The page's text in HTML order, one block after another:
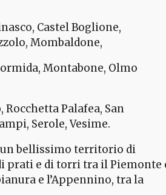
Castel Boglione,
Mombaldone,
Montabone, Olmo
Rocchetta Palafea, San
Serole, Vesime.
un bellissimo territorio di
prati e di torri tra il Piemonte
e l’Appennino, tra la